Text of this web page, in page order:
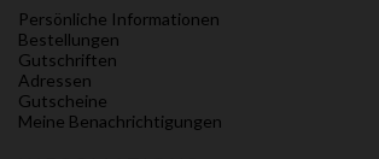
Persönliche Informationen
Bestellungen
Gutschriften
Adressen
Gutscheine
Meine Benachrichtigungen